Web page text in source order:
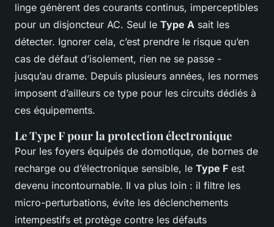
linge génèrent des courants continus, imperceptibles
pour un disjoncteur AC. Seul le Type A sait les
détecter. Ignorer cela, c’est prendre le risque qu’en
cas de défaut d’isolement, rien ne se passe -
jusqu’au drame. Depuis plusieurs années, les normes
imposent d’ailleurs ce type pour les circuits dédiés à
ces équipements.
Le Type F pour la protection électronique
Pour les foyers équipés de domotique, de bornes de
recharge ou d’électronique sensible, le Type F est
devenu incontournable. Il va plus loin : il filtre les
micro-perturbations, évite les déclenchements
intempestifs et protège contre les défauts